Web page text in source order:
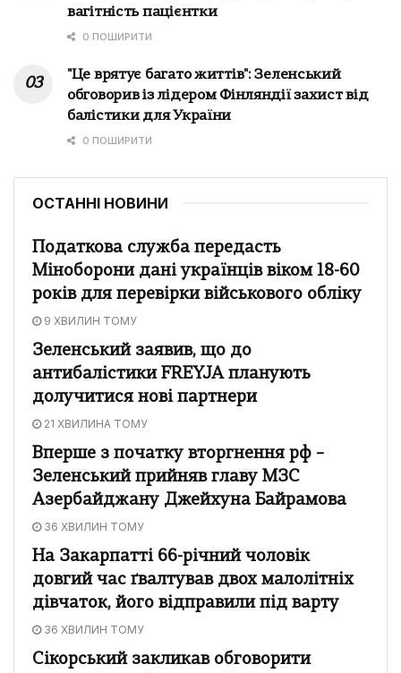
вагітність пацієнтки
0 ПОШИРИТИ
"Це врятує багато життів": Зеленський
обговорив із лідером Фінляндії захист від
балістики для України
0 ПОШИРИТИ
ОСТАННІ НОВИНИ
Податкова служба передасть
Міноборони дані українців віком 18-60
років для перевірки військового обліку
9 ХВИЛИН ТОМУ
Зеленський заявив, що до
антибалістики FREYJA планують
долучитися нові партнери
21 ХВИЛИНА ТОМУ
Вперше з початку вторгнення рф –
Зеленський прийняв главу МЗС
Азербайджану Джейхуна Байрамова
36 ХВИЛИН ТОМУ
На Закарпатті 66-річний чоловік
довгий час ґвалтував двох малолітніх
дівчаток, його відправили під варту
36 ХВИЛИН ТОМУ
Сікорський закликав обговорити